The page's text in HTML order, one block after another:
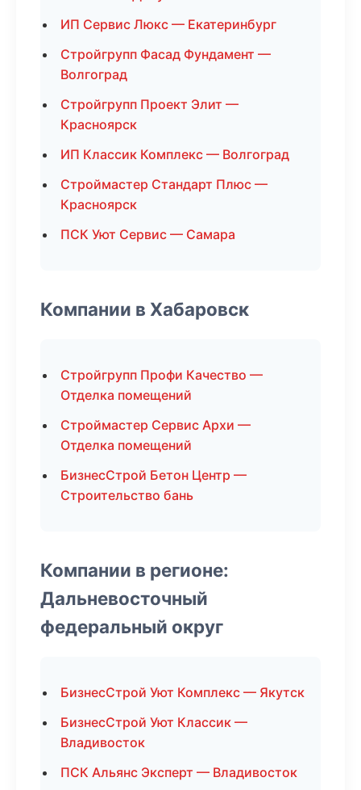
ИП Сервис Люкс — Екатеринбург
Стройгрупп Фасад Фундамент —
Волгоград
Стройгрупп Проект Элит —
Красноярск
ИП Классик Комплекс — Волгоград
Строймастер Стандарт Плюс —
Красноярск
ПСК Уют Сервис — Самара
Компании в Хабаровск
Стройгрупп Профи Качество —
Отделка помещений
Строймастер Сервис Архи —
Отделка помещений
БизнесСтрой Бетон Центр —
Строительство бань
Компании в регионе:
Дальневосточный
федеральный округ
БизнесСтрой Уют Комплекс — Якутск
БизнесСтрой Уют Классик —
Владивосток
ПСК Альянс Эксперт — Владивосток